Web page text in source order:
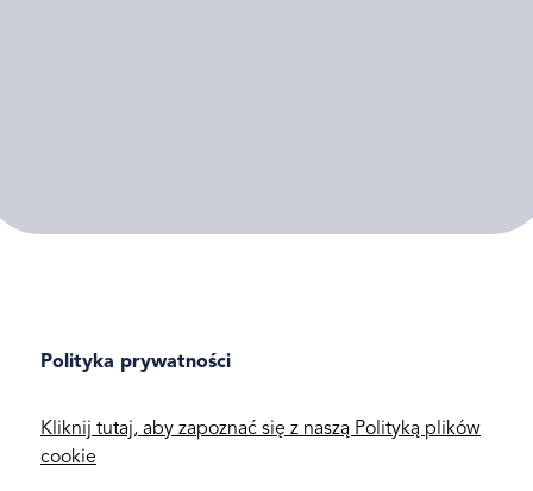
Polityka prywatności
Kliknij tutaj, aby zapoznać się z naszą Polityką plików
cookie